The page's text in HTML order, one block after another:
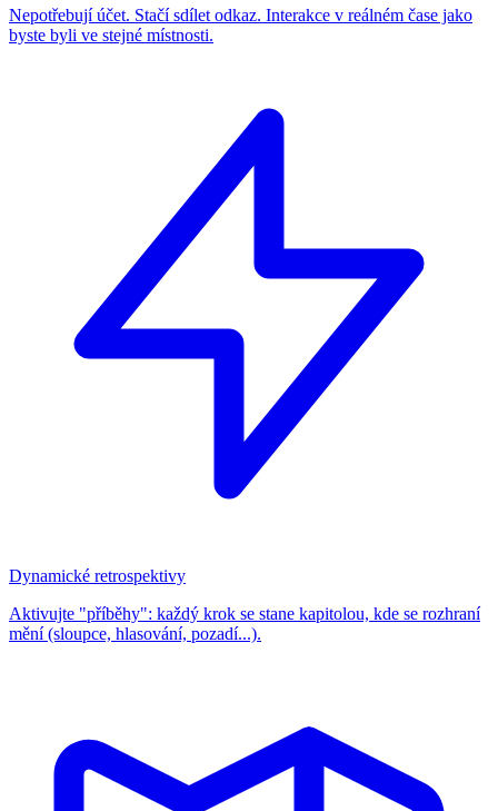
Nepotřebují účet. Stačí sdílet odkaz. Interakce v reálném čase jako
byste byli ve stejné místnosti.
Dynamické retrospektivy
Aktivujte "příběhy": každý krok se stane kapitolou, kde se rozhraní
mění (sloupce, hlasování, pozadí...).